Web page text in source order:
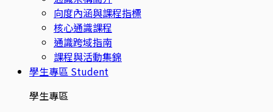
向度內涵與課程指標
核心通識課程
通識跨域指南
課程與活動集錦
學生專區 Student
學生專區